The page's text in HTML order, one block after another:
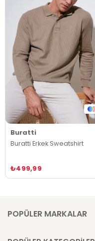
Buratti
Buratti Erkek Sweatshirt
₺499,99
POPÜLER MARKALAR